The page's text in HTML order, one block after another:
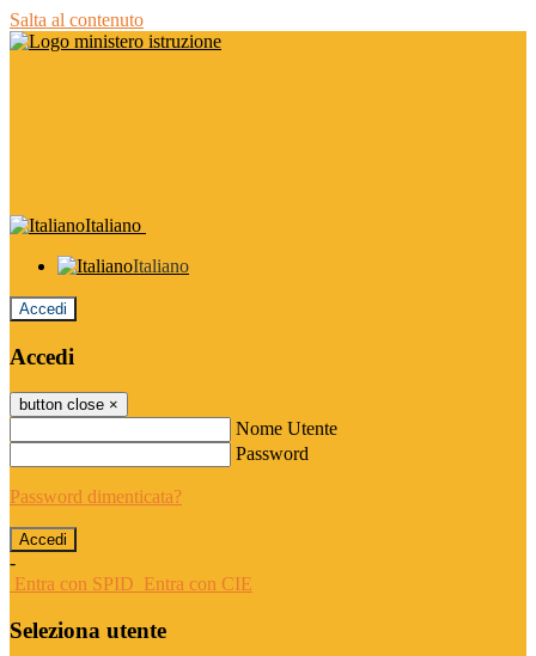
Salta al contenuto
Italiano
Italiano
Accedi
Accedi
button close ×
Nome Utente
Password
Password dimenticata?
-
Entra con SPID Entra con CIE
Seleziona utente